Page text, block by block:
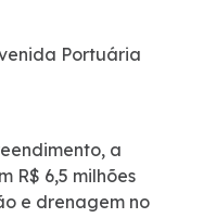
Portuária
a
R$ 6,5 milhões
e drenagem no